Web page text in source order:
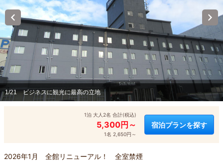
1/21 ビジネスに観光に最高の立地
1泊 大人2名 合計(税込)
5,300円～
1名 2,650円～
宿泊プランを探す
2026年1月 全館リニューアル！ 全室禁煙